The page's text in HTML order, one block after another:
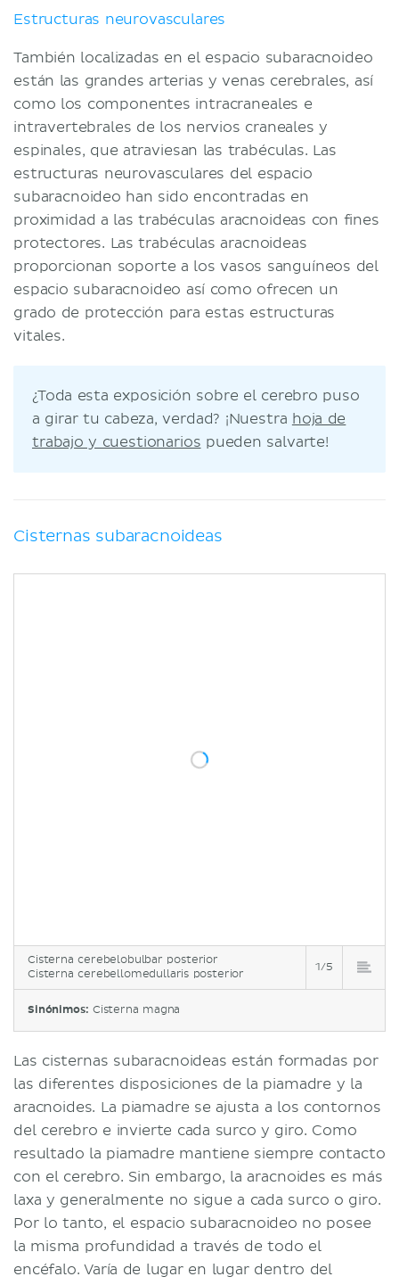
Estructuras neurovasculares
También localizadas en el espacio subaracnoideo
están las grandes arterias y venas cerebrales, así
como los componentes intracraneales e
intravertebrales de los nervios craneales y
espinales, que atraviesan las trabéculas. Las
estructuras neurovasculares del espacio
subaracnoideo han sido encontradas en
proximidad a las trabéculas aracnoideas con fines
protectores. Las trabéculas aracnoideas
proporcionan soporte a los vasos sanguíneos del
espacio subaracnoideo así como ofrecen un
grado de protección para estas estructuras
vitales.
¿Toda esta exposición sobre el cerebro puso
a girar tu cabeza, verdad? ¡Nuestra hoja de
trabajo y cuestionarios pueden salvarte!
Cisternas subaracnoideas
Cisterna cerebelobulbar posterior
Cisterna cerebellomedullaris posterior
1/5
Sinónimos: Cisterna magna
Las cisternas subaracnoideas están formadas por
las diferentes disposiciones de la piamadre y la
aracnoides. La piamadre se ajusta a los contornos
del cerebro e invierte cada surco y giro. Como
resultado la piamadre mantiene siempre contacto
con el cerebro. Sin embargo, la aracnoides es más
laxa y generalmente no sigue a cada surco o giro.
Por lo tanto, el espacio subaracnoideo no posee
la misma profundidad a través de todo el
encéfalo. Varía de lugar en lugar dentro del